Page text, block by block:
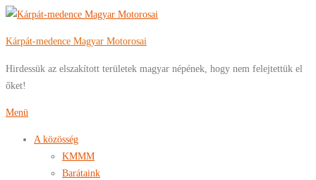
Tovább
tartalomhoz
Kárpát-medence Magyar Motorosai
Hirdessük az elszakított területek magyar népének, hogy nem felejtettük el
őket!
Menü
A közösség
KMMM
Barátaink